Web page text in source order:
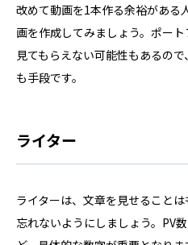
改めて動画を1本作る余裕がある
画を作成してみましょう。ポー
見てもらえない可能性もあるの
も手段です。
ライター
ライターは、文章を見せること
忘れないようにしましょう。PV